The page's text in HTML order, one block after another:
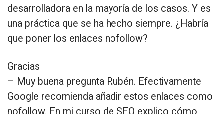
desarrolladora en la mayoría de los casos. Y es
una práctica que se ha hecho siempre. ¿Habría
que poner los enlaces nofollow?
Gracias
– Muy buena pregunta Rubén. Efectivamente
Google recomienda añadir estos enlaces como
nofollow. En mi curso de SEO explico cómo